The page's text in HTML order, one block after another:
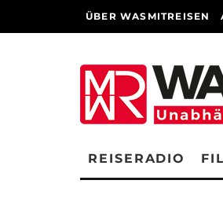
ÜBER WASMITREISEN
REISERADIO